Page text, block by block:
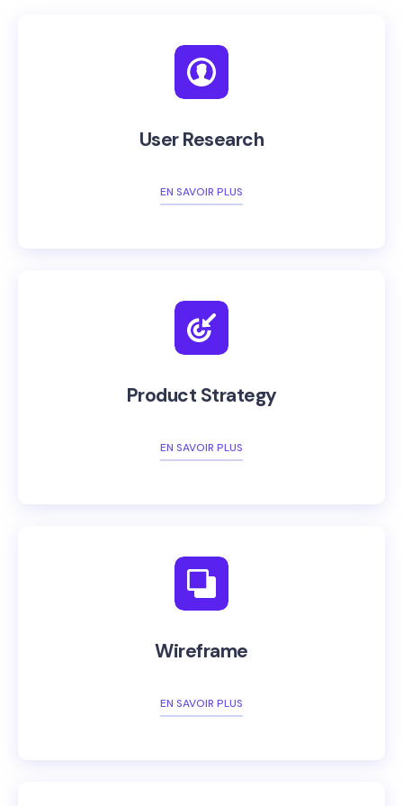
User Research
EN SAVOIR PLUS
Product Strategy
EN SAVOIR PLUS
Wireframe
EN SAVOIR PLUS